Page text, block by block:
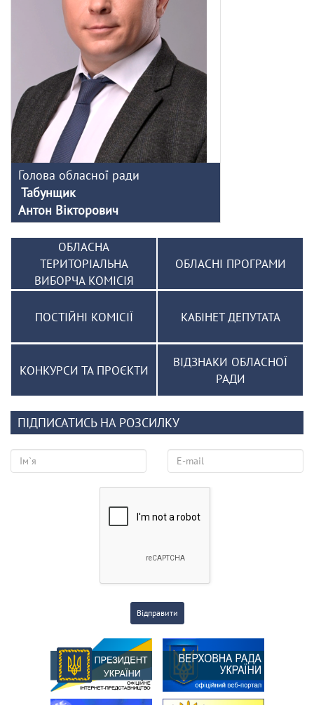
Голова обласної ради
Табунщик
Антон Вікторович
ОБЛАСНА
ТЕРИТОРІАЛЬНА
ВИБОРЧА КОМІСІЯ
ОБЛАСНІ ПРОГРАМИ
ПОСТІЙНІ КОМІСІЇ КАБІНЕТ ДЕПУТАТА
КОНКУРСИ ТА ПРОЄКТИ
ВІДЗНАКИ ОБЛАСНОЇ
РАДИ
ПІДПИСАТИСЬ НА РОЗСИЛКУ
Відправити